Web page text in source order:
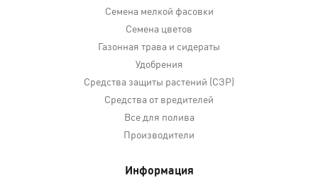
Семена мелкой фасовки
Семена цветов
Газонная трава и сидераты
Удобрения
Средства защиты растений (СЗР)
Средства от вредителей
Все для полива
Производители
Информация